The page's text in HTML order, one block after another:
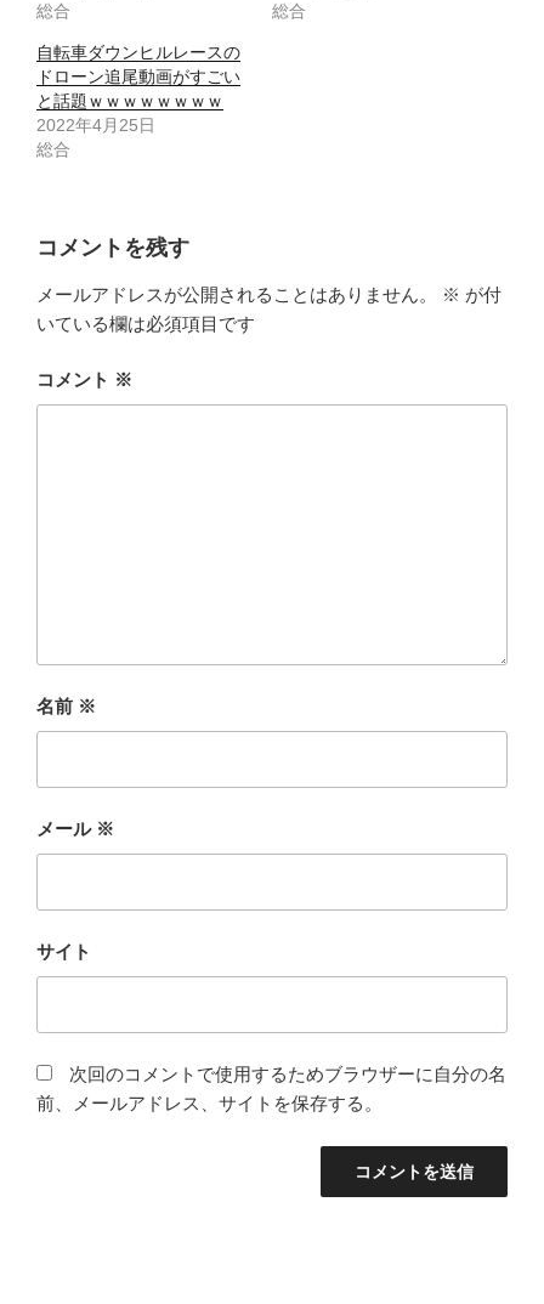
総合
総合
自転車ダウンヒルレースの
ドローン追尾動画がすごい
と話題ｗｗｗｗｗｗｗｗ
2022年4月25日
総合
コメントを残す
メールアドレスが公開されることはありません。 ※ が付
いている欄は必須項目です
コメント ※
名前 ※
メール ※
サイト
次回のコメントで使用するためブラウザーに自分の名
前、メールアドレス、サイトを保存する。